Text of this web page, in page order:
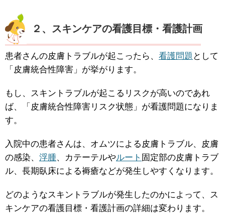
２、スキンケアの看護目標・看護計画
患者さんの皮膚トラブルが起こったら、 看護問題 として
「皮膚統合性障害」が挙がります。
もし、スキントラブルが起こるリスクが高いのであれ
ば、「皮膚統合性障害リスク状態」が看護問題になりま
す。
入院中の患者さんは、オムツによる皮膚トラブル、皮膚
の感染、 浮腫、カテーテルやルート 固定部の皮膚トラブ
ル、長期臥床による褥瘡などが発生しやすくなります。
どのようなスキントラブルが発生したのかによって、ス
キンケアの看護目標・看護計画の詳細は変わります。